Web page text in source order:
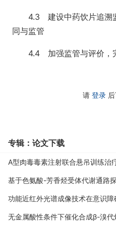
4.3 建设中药饮片追溯监
同与监管
4.4 加强监管与评价，
请 登录
专辑：论文下载
A型肉毒毒素注射联合悬吊训练治
期疗效观察
基于色氨酸-芳香烃受体代谢通路
的研究进展
功能近红外光谱成像技术在意识
究
无金属酸性条件下催化合成β-溴